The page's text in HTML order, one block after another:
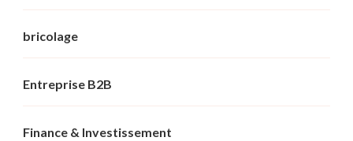
bricolage
Entreprise B2B
Finance & Investissement